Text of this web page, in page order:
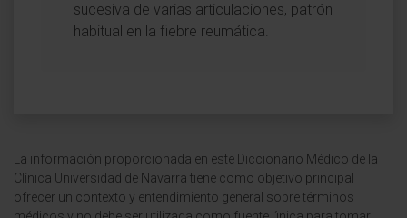
sucesiva de varias articulaciones, patrón
habitual en la fiebre reumática.
La información proporcionada en este Diccionario Médico de la
Clínica Universidad de Navarra tiene como objetivo principal
ofrecer un contexto y entendimiento general sobre términos